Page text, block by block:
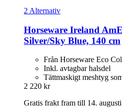
2 Alternativ
Horseware Ireland
Silver/Sky Blue, 140 cm
Från Horseware Eco
Inkl. avtagbar halsdel
Tättmaskigt meshtyg
2 220 kr
Gratis frakt fram till 14. augusti